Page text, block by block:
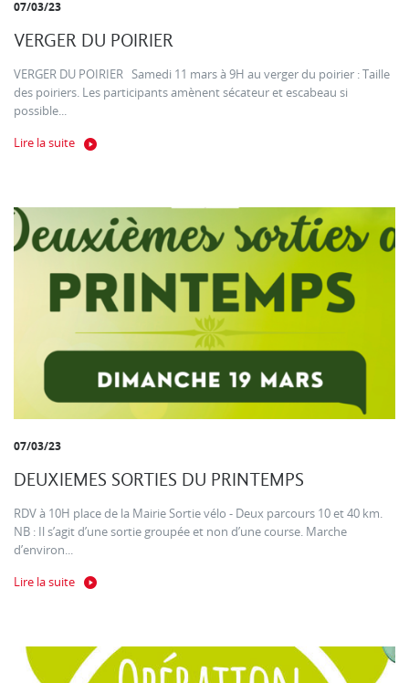
07/03/23
VERGER DU POIRIER
VERGER DU POIRIER Samedi 11 mars à 9H au verger du poirier : Taille
des poiriers. Les participants amènent sécateur et escabeau si
possible...
Lire la suite
07/03/23
DEUXIEMES SORTIES DU PRINTEMPS
RDV à 10H place de la Mairie Sortie vélo - Deux parcours 10 et 40 km.
NB : Il s’agit d’une sortie groupée et non d’une course. Marche
d’environ...
Lire la suite